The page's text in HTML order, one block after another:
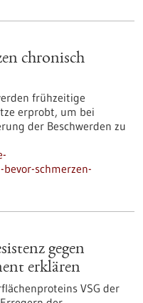
chronisch
frühzeitige
erprobt, um bei
der Beschwerden zu
schmerzen-
gegen
erklären
VSG der